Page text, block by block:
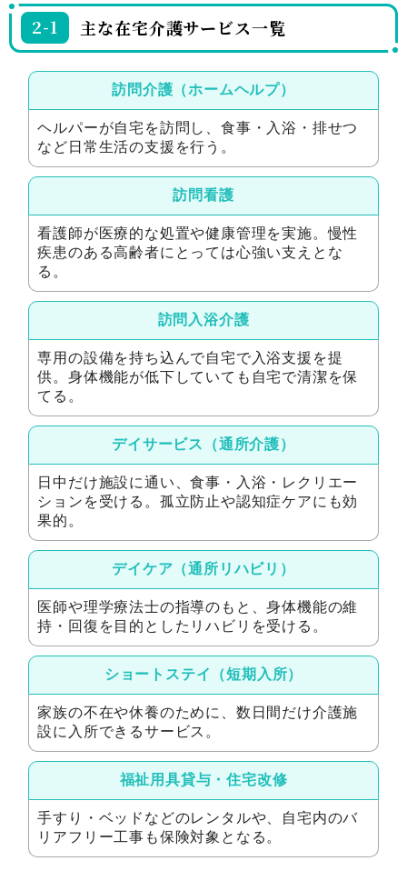
2-1 主な在宅介護サービス一覧
訪問介護（ホームヘルプ）
ヘルパーが自宅を訪問し、食事・入浴・排せつ
など日常生活の支援を行う。
訪問看護
看護師が医療的な処置や健康管理を実施。慢性
疾患のある高齢者にとっては心強い支えとな
る。
訪問入浴介護
専用の設備を持ち込んで自宅で入浴支援を提
供。身体機能が低下していても自宅で清潔を保
てる。
デイサービス（通所介護）
日中だけ施設に通い、食事・入浴・レクリエー
ションを受ける。孤立防止や認知症ケアにも効
果的。
デイケア（通所リハビリ）
医師や理学療法士の指導のもと、身体機能の維
持・回復を目的としたリハビリを受ける。
ショートステイ（短期入所）
家族の不在や休養のために、数日間だけ介護施
設に入所できるサービス。
福祉用具貸与・住宅改修
手すり・ベッドなどのレンタルや、自宅内のバ
リアフリー工事も保険対象となる。